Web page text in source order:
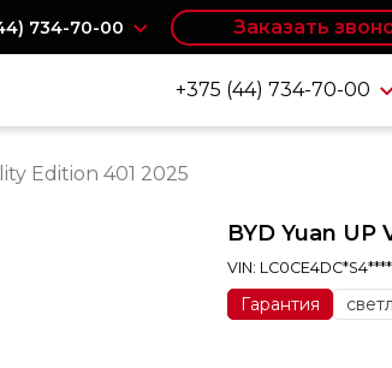
734-70-00 Заказать
+375 (44) 734-70-00
Edition 401 2025
BYD Yuan UP
VIN:
Гарантия